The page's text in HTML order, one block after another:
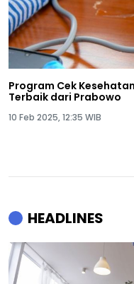
Program Cek
Terbaik dari Prabowo
10 Feb 2025, 12:35 WIB
HEADLINES